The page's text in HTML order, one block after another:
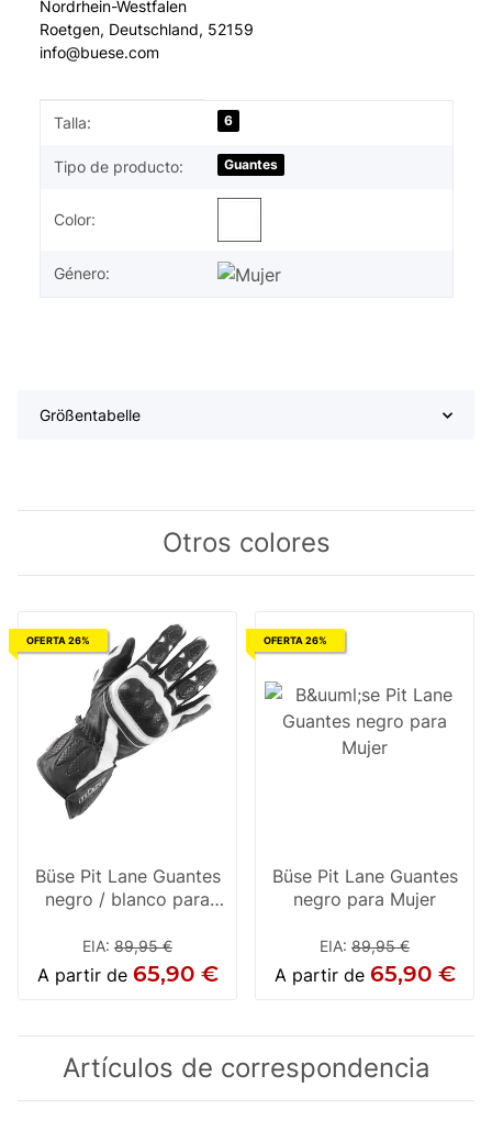
Nordrhein-Westfalen
Roetgen, Deutschland, 52159
info@buese.com
#productDetails.itemInformation#
#productDetails.itemValue#
Talla: 6
Tipo de producto: Guantes
Color:
Género:
Größentabelle
Otros colores
OFERTA 26%
Büse Pit Lane Guantes
negro / blanco para
EIA: 89,95 €
A partir de 65,90 €
OFERTA 26%
Büse Pit Lane Guantes
negro para Mujer
EIA: 89,95 €
A partir de 65,90 €
Artículos de correspondencia